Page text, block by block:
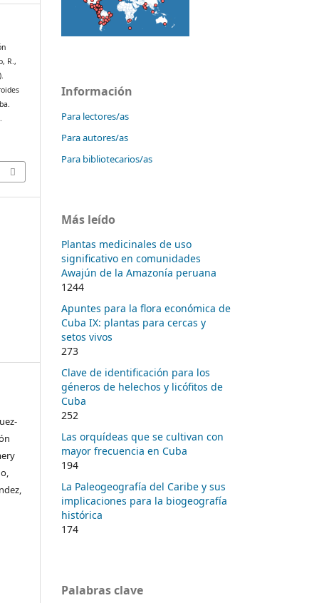
R.,
Información
Para lectores/as
Para autores/as
Para bibliotecarios/as
Más leído
Plantas medicinales de uso
significativo en comunidades
Awajún de la Amazonía peruana
1244
Apuntes para la flora económica de
Cuba IX: plantas para cercas y
setos vivos
273
Clave de identificación para los
géneros de helechos y licófitos de
Cuba
252
Las orquídeas que se cultivan con
mayor frecuencia en Cuba
194
La Paleogeografía del Caribe y sus
implicaciones para la biogeografía
histórica
174
Palabras clave